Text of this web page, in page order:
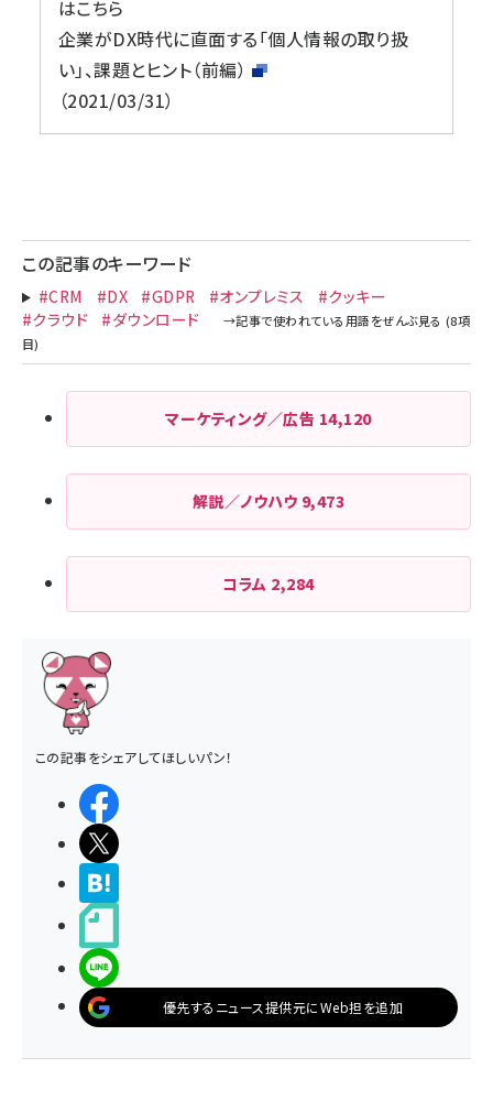
はこちら
企業がDX時代に直面する「個人情報の取り扱
い」、課題とヒント（前編）
2021/03/31
この記事のキーワード
#CRM #DX #GDPR #オンプレミス
#クッキー
#クラウド
#ダウンロード
マーケティング／広告 14,120
解説／ノウハウ 9,473
コラム 2,284
この記事をシェアしてほしいパン！
優先するニュース提供元にWeb担を追加